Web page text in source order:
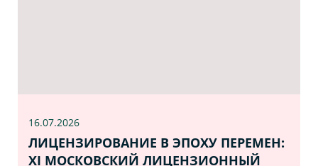
16.07.2026
ЛИЦЕНЗИРОВАНИЕ В ЭПОХУ ПЕРЕМЕН:
XI МОСКОВСКИЙ ЛИЦЕНЗИОННЫЙ